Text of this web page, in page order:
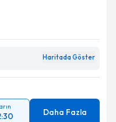
Haritada Göster
Daha Fazla